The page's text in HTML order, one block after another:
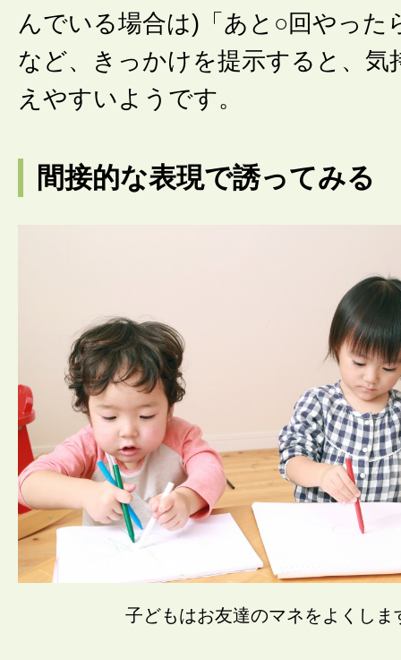
んでいる場合は)「あと○回やった
など、きっかけを提示すると、気
えやすいようです。
間接的な表現で誘ってみる
子どもはお友達のマネをよくしま